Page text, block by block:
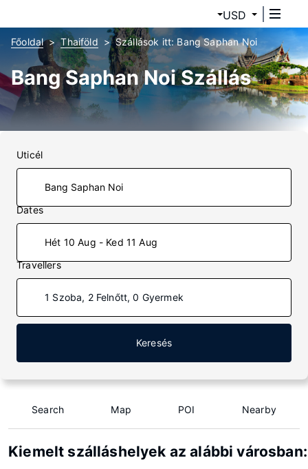
USD
Főoldal Thaiföld Szállások itt: Bang Saphan Noi
Bang Saphan Noi Szállás
Uticél
Dates
Hét 10 Aug - Ked 11 Aug
Travellers
1 Szoba, 2 Felnőtt, 0 Gyermek
Keresés
Search Map POI Nearby
Kiemelt szálláshelyek az alábbi